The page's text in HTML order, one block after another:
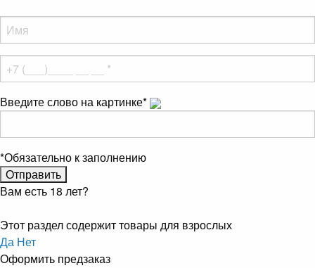
Введите слово на картинке*
*Обязательно к заполнению
Вам есть 18 лет?
Этот раздел содержит товары для взрослых
Да Нет
Оформить предзаказ